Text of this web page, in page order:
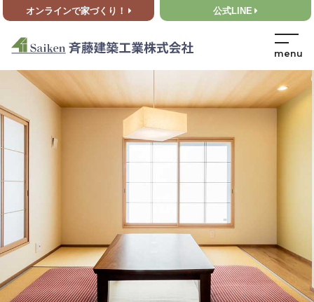
オンラインで家づくり！ 公式LINE
HOME>お知らせ>【LINEご登録者様限定】特別クーポン配信